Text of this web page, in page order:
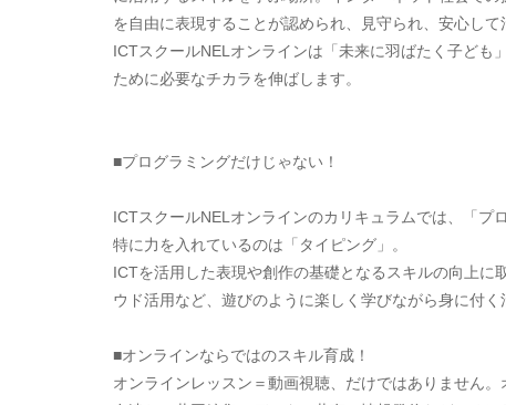
を自由に表現することが認められ、見守られ、安心して
ICTスクールNELオンラインは「未来に羽ばたく子ども
ために必要なチカラを伸ばします。
■プログラミングだけじゃない！
ICTスクールNELオンラインのカリキュラムでは、「プ
特に力を入れているのは「タイピング」。
ICTを活用した表現や創作の基礎となるスキルの向上
ウド活用など、遊びのように楽しく学びながら身に付く
■オンラインならではの​スキル育成！
オンラインレッスン＝動画視聴、だけではありません